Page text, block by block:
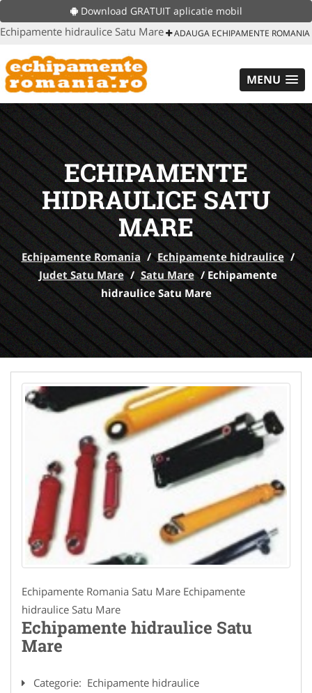
Download GRATUIT aplicatie mobil
Echipamente hidraulice Satu Mare ADAUGA ECHIPAMENTE ROMANIA
MENU
ECHIPAMENTE
HIDRAULICE SATU
MARE
Echipamente Romania / Echipamente hidraulice /
Judet Satu Mare / Satu Mare /Echipamente
hidraulice Satu Mare
Echipamente Romania Satu Mare Echipamente
hidraulice Satu Mare
Echipamente hidraulice Satu
Mare
Categorie: Echipamente hidraulice